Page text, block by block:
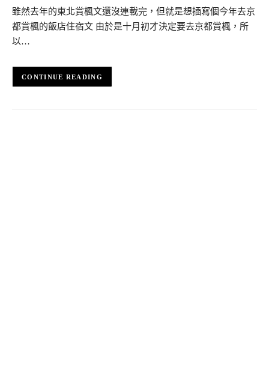
雖然去年的東北賞楓文還沒連載完，但就是想插寫個今年去京
都賞楓的飯店住宿文 由於是十月初才決定要去京都賞楓，所
以…
CONTINUE READING